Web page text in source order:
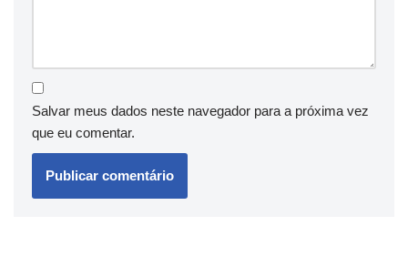
Salvar meus dados neste navegador para a próxima vez
que eu comentar.